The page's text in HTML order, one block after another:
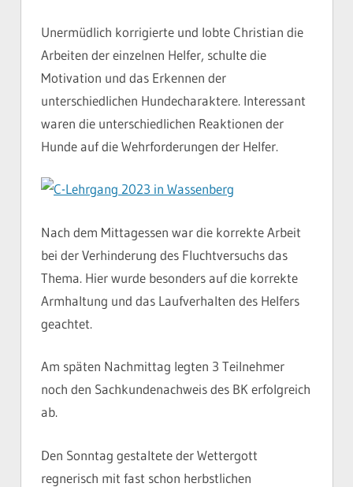
Unermüdlich korrigierte und lobte Christian die
Arbeiten der einzelnen Helfer, schulte die
Motivation und das Erkennen der
unterschiedlichen Hundecharaktere. Interessant
waren die unterschiedlichen Reaktionen der
Hunde auf die Wehrforderungen der Helfer.
Nach dem Mittagessen war die korrekte Arbeit
bei der Verhinderung des Fluchtversuchs das
Thema. Hier wurde besonders auf die korrekte
Armhaltung und das Laufverhalten des Helfers
geachtet.
Am späten Nachmittag legten 3 Teilnehmer
noch den Sachkundenachweis des BK erfolgreich
ab.
Den Sonntag gestaltete der Wettergott
regnerisch mit fast schon herbstlichen